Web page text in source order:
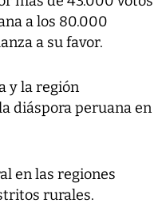
a los 80.000
a su favor.
y la región
diáspora peruana en
en las regiones
rurales.